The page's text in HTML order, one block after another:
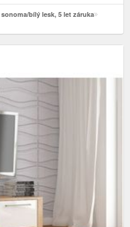
bílý lesk, 5 let záruka